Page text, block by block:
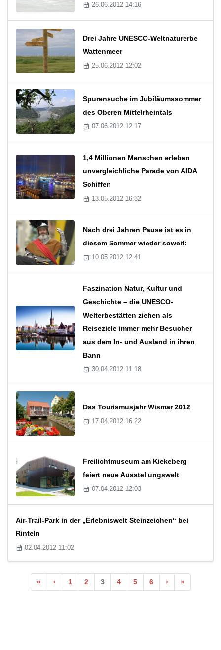
26.06.2012 14:16
Drei Jahre UNESCO-Weltnaturerbe
Wattenmeer
25.06.2012 12:02
Spurensuche im Jubiläumssommer
des Oberen Mittelrheintals
07.06.2012 12:17
1,4 Millionen Menschen erleben
unvergleichliche Parade von AIDA
Schiffen
13.05.2012 16:32
Nach drei Jahren Pause ist es in
diesem Sommer wieder soweit:
10.05.2012 12:41
Faszination Natur, Kultur und
Geschichte – die UNESCO-
Welterbestätten ziehen als
Reiseziele immer mehr Besucher
aus dem In- und Ausland in ihren
Bann
30.04.2012 11:18
Das Tourismusjahr Wismar 2012
17.04.2012 16:22
Freilichtmuseum am Kiekeberg
feiert neue Ausstellungswelt
07.04.2012 12:03
Air-Trail-Park in der „Erlebniswelt Steinzeichen“ bei
Rinteln
02.04.2012 11:02
« ‹ 1 2 3 4 5 6 › »